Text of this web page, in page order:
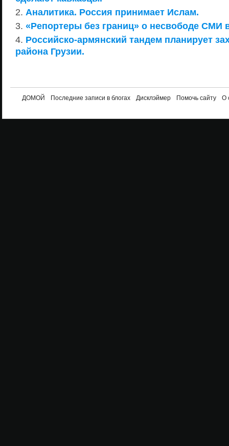
Аналитика. Россия принимает Ислам.
«Репортеры без границ» о несвободе СМИ
Российско-армянский тандем планирует
района Грузии.
ДОМОЙ Последние записи в блогах Дисклэймер Помочь сайту О